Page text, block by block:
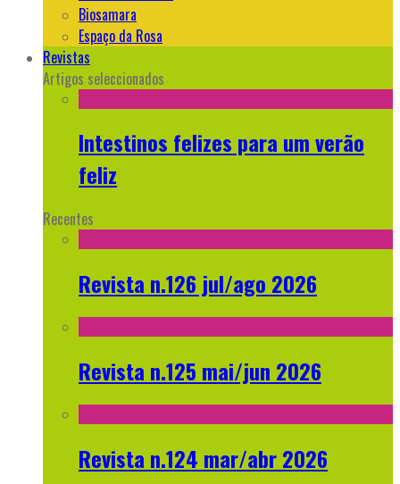
Biosamara
Espaço da Rosa
Revistas
Artigos seleccionados
Intestinos felizes para um verão
feliz
Recentes
Revista n.126 jul/ago 2026
Revista n.125 mai/jun 2026
Revista n.124 mar/abr 2026